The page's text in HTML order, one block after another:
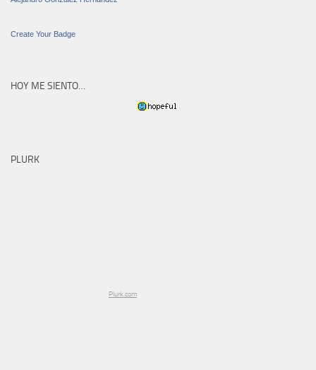
Create Your Badge
HOY ME SIENTO…
PLURK
Plurk.com